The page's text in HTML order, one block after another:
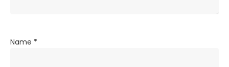
Name *